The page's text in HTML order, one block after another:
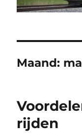
Maand:
rijden